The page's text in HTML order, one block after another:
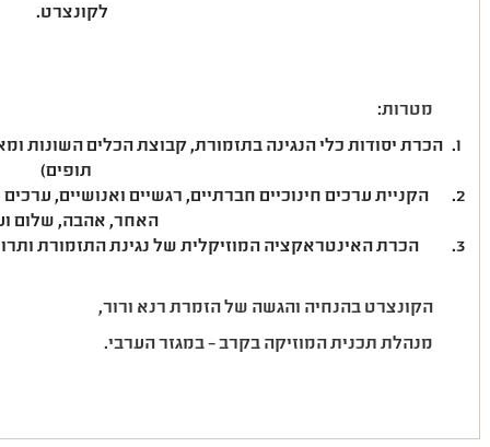
לקונצרט.
מטרות:
הכרת יסודות כלי הנגינה בתזמורת, קבוצת הכלים השונות
תופים)
הקניית ערכים חינוכיים חברתיים, רגשיים ואנושיים,
האחר, אהבה, שלום
הכרת האינטראקציה המוזיקלית של נגינת התזמורת
הקונצרט בהנחיה והגשה של הזמרת רנא ורור,
מנהלת תכנית המוזיקה בקרב – במגזר הערבי.